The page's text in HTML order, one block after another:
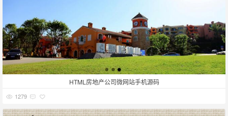
HTML房地产公司微网站手机源码
1279